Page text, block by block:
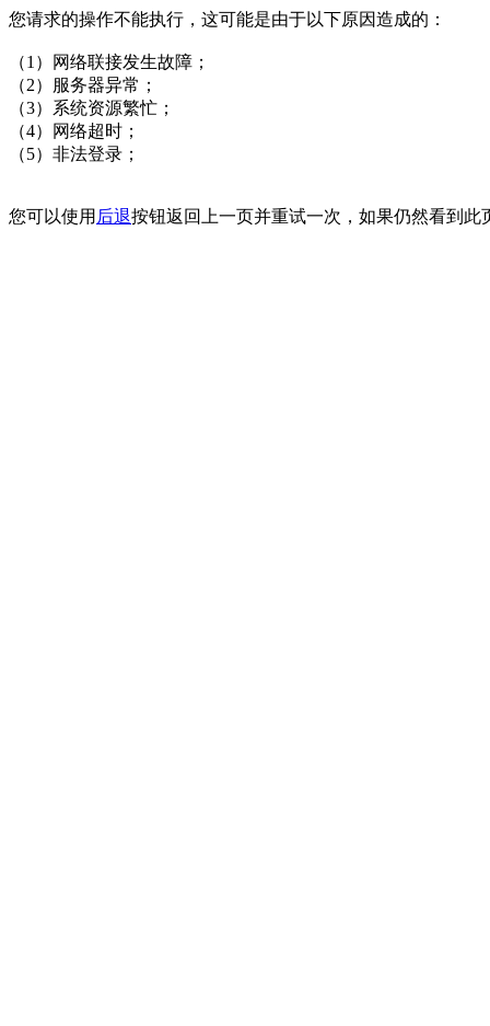
您请求的操作不能执行，这可能是由于以下原因造成的：
（1）网络联接发生故障；
（2）服务器异常；
（3）系统资源繁忙；
（4）网络超时；
（5）非法登录；
您可以使用 后退按钮返回上一页并重试一次，如果仍然看到此